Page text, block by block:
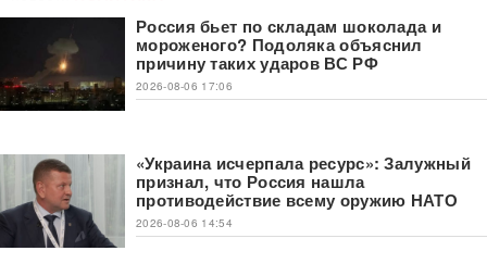
Россия бьет по складам шоколада и
мороженого? Подоляка объяснил
причину таких ударов ВС РФ
2026-08-06 17:06
«Украина исчерпала ресурс»: Залужный
признал, что Россия нашла
противодействие всему оружию НАТО
2026-08-06 14:54